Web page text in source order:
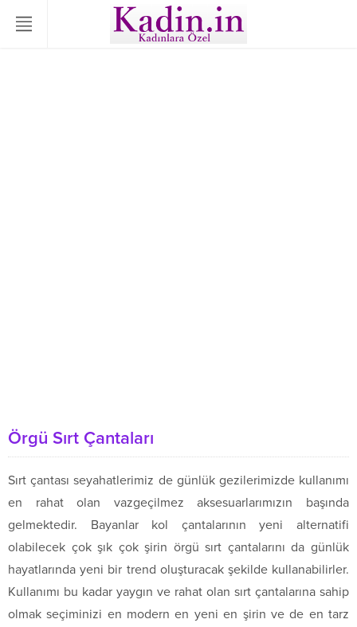
Örgü Sırt Çantaları
Sırt çantası seyahatlerimiz de günlük gezilerimizde kullanımı
en rahat olan vazgeçilmez aksesuarlarımızın başında
gelmektedir. Bayanlar kol çantalarının yeni alternatifi
olabilecek çok şık çok şirin örgü sırt çantalarını da günlük
hayatlarında yeni bir trend oluşturacak şekilde kullanabilirler.
Kullanımı bu kadar yaygın ve rahat olan sırt çantalarına sahip
olmak seçiminizi en modern en yeni en şirin ve de en tarz